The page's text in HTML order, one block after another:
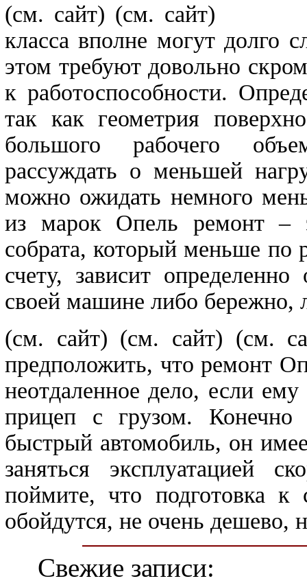
(см. сайт) (см. сайт)
класса вполне могут долго
этом требуют довольно
к работоспособности.
так как геометрия
большого рабочего
рассуждать о меньшей
можно ожидать немного
из марок Опель ремонт –
собрата, который меньше по
счету, зависит
своей машине либо бережно,
(см. сайт) (см. сайт) (см.
предположить, что ремонт
неотдаленное дело, если
прицеп с грузом.
быстрый автомобиль, он
заняться эксплуатацией
поймите, что подготовка
обойдутся, не очень дешево,
Свежие записи: